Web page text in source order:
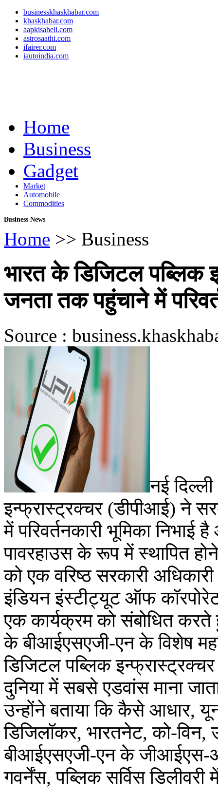
businesskhaskhabar.com
khaskhabar.com
aapkisaheli.com
astrosaathi.com
ifairer.com
iautoindia.com
Home
Business
Gadget
Market
Automobile
Commodities
Business News
Home >> Business
भारत के डिजिटल पब्लिक
जनता तक पहुंचाने में
Source :
नई
इन्फ्रास्ट्रक्चर (डीपीआई) ने
में परिवर्तनकारी भूमिका
पावरहाउस के रूप में स्थापित
को एक वरिष्ठ सरकारी
इंडियन इंस्टीट्यूट ऑफ
एक कार्यक्रम को संबोधित
के बीआईएसएजी-एन के विशेष
डिजिटल पब्लिक
दुनिया में सबसे एडवांस माना
उन्होंने बताया कि कैसे आधार,
डिजिलॉकर, भारतनेट, को-
बीआईएसएजी-एन के जीआईएस-
गवर्नेंस, पब्लिक सर्विस